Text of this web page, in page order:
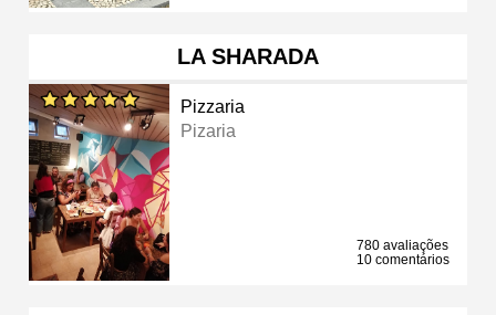
LA SHARADA
Pizzaria
Pizaria
780 avaliações
10 comentários